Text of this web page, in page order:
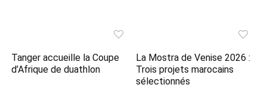
Tanger accueille la Coupe
d’Afrique de duathlon
La Mostra de Venise 2026 :
Trois projets marocains
sélectionnés